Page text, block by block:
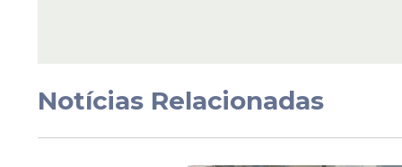
Leia Também
Notícias Relacionadas